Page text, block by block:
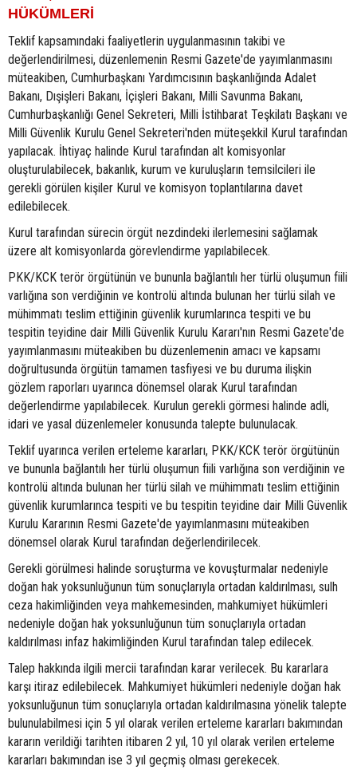
HÜKÜMLERİ
Teklif kapsamındaki faaliyetlerin uygulanmasının takibi ve
değerlendirilmesi, düzenlemenin Resmi Gazete'de yayımlanmasını
müteakiben, Cumhurbaşkanı Yardımcısının başkanlığında Adalet
Bakanı, Dışişleri Bakanı, İçişleri Bakanı, Milli Savunma Bakanı,
Cumhurbaşkanlığı Genel Sekreteri, Milli İstihbarat Teşkilatı Başkanı ve
Milli Güvenlik Kurulu Genel Sekreteri'nden müteşekkil Kurul tarafından
yapılacak. İhtiyaç halinde Kurul tarafından alt komisyonlar
oluşturulabilecek, bakanlık, kurum ve kuruluşların temsilcileri ile
gerekli görülen kişiler Kurul ve komisyon toplantılarına davet
edilebilecek.
Kurul tarafından sürecin örgüt nezdindeki ilerlemesini sağlamak
üzere alt komisyonlarda görevlendirme yapılabilecek.
PKK/KCK terör örgütünün ve bununla bağlantılı her türlü oluşumun fiili
varlığına son verdiğinin ve kontrolü altında bulunan her türlü silah ve
mühimmatı teslim ettiğinin güvenlik kurumlarınca tespiti ve bu
tespitin teyidine dair Milli Güvenlik Kurulu Kararı'nın Resmi Gazete'de
yayımlanmasını müteakiben bu düzenlemenin amacı ve kapsamı
doğrultusunda örgütün tamamen tasfiyesi ve bu duruma ilişkin
gözlem raporları uyarınca dönemsel olarak Kurul tarafından
değerlendirme yapılabilecek. Kurulun gerekli görmesi halinde adli,
idari ve yasal düzenlemeler konusunda talepte bulunulacak.
Teklif uyarınca verilen erteleme kararları, PKK/KCK terör örgütünün
ve bununla bağlantılı her türlü oluşumun fiili varlığına son verdiğinin ve
kontrolü altında bulunan her türlü silah ve mühimmatı teslim ettiğinin
güvenlik kurumlarınca tespiti ve bu tespitin teyidine dair Milli Güvenlik
Kurulu Kararının Resmi Gazete'de yayımlanmasını müteakiben
dönemsel olarak Kurul tarafından değerlendirilecek.
Gerekli görülmesi halinde soruşturma ve kovuşturmalar nedeniyle
doğan hak yoksunluğunun tüm sonuçlarıyla ortadan kaldırılması, sulh
ceza hakimliğinden veya mahkemesinden, mahkumiyet hükümleri
nedeniyle doğan hak yoksunluğunun tüm sonuçlarıyla ortadan
kaldırılması infaz hakimliğinden Kurul tarafından talep edilecek.
Talep hakkında ilgili mercii tarafından karar verilecek. Bu kararlara
karşı itiraz edilebilecek. Mahkumiyet hükümleri nedeniyle doğan hak
yoksunluğunun tüm sonuçlarıyla ortadan kaldırılmasına yönelik talepte
bulunulabilmesi için 5 yıl olarak verilen erteleme kararları bakımından
kararın verildiği tarihten itibaren 2 yıl, 10 yıl olarak verilen erteleme
kararları bakımından ise 3 yıl geçmiş olması gerekecek.